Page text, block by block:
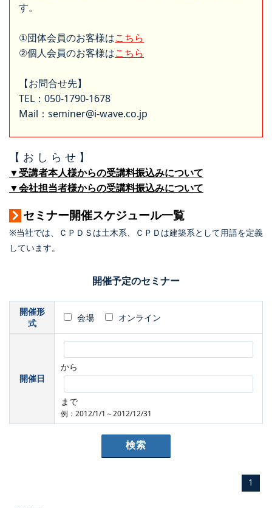
す。
①団体会員のお客様はこちら
②個人会員のお客様はこちら
【お問合せ先】
TEL：050-1790-1678
Mail：seminer@i-wave.co.jp
【 お し ら せ 】
▼受講者本人様からの受講料振込みについて
▼会社担当者様からの受講料振込みについて
セミナー開催スケジュール一覧
※当社では、ＣＰＤＳは土木系、ＣＰＤは建築系として用語を定義
しています。
開催予定のセミナー
開催形
式
会場 オンライン
開催日
から
まで
例：2012/1/1～2012/12/31
1